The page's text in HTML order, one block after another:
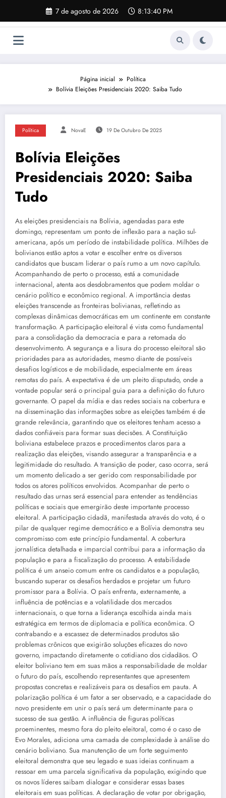
o
7 de agosto de 2026 8:13:41 PM
Página inicial
Política
Bolívia Eleições Presidenciais 2020: Saiba Tudo
Política NovaE 19 De Outubro De 2025
Bolívia Eleições
Presidenciais 2020: Saiba
Tudo
As eleições presidenciais na Bolívia, agendadas para este
domingo, representam um ponto de inflexão para a nação sul-
americana, após um período de instabilidade política. Milhões de
bolivianos estão aptos a votar e escolher entre os diversos
candidatos que buscam liderar o país rumo a um novo capítulo.
Acompanhando de perto o processo, está a comunidade
internacional, atenta aos desdobramentos que podem moldar o
cenário político e econômico regional. A importância destas
eleições transcende as fronteiras bolivianas, refletindo as
complexas dinâmicas democráticas em um continente em constante
transformação. A participação eleitoral é vista como fundamental
para a consolidação da democracia e para a retomada do
desenvolvimento. A segurança e a lisura do processo eleitoral são
prioridades para as autoridades, mesmo diante de possíveis
desafios logísticos e de mobilidade, especialmente em áreas
remotas do país. A expectativa é de um pleito disputado, onde a
vontade popular será o principal guia para a definição do futuro
governante. O papel da mídia e das redes sociais na cobertura e
na disseminação das informações sobre as eleições também é de
grande relevância, garantindo que os eleitores tenham acesso a
dados confiáveis para formar suas decisões. A Constituição
boliviana estabelece prazos e procedimentos claros para a
realização das eleições, visando assegurar a transparência e a
legitimidade do resultado. A transição de poder, caso ocorra, será
um momento delicado a ser gerido com responsabilidade por
todos os atores políticos envolvidos. Acompanhar de perto o
resultado das urnas será essencial para entender as tendências
políticas e sociais que emergirão deste importante processo
eleitoral. A participação cidadã, manifestada através do voto, é o
pilar de qualquer regime democrático e a Bolívia demonstra seu
compromisso com este princípio fundamental. A cobertura
jornalística detalhada e imparcial contribui para a informação da
população e para a fiscalização do processo. A estabilidade
política é um anseio comum entre os candidatos e a população,
buscando superar os desafios herdados e projetar um futuro
promissor para a Bolívia. O país enfrenta, externamente, a
influência de potências e a volatilidade dos mercados
internacionais, o que torna a liderança escolhida ainda mais
estratégica em termos de diplomacia e política econômica. O
contrabando e a escassez de determinados produtos são
problemas crônicos que exigirão soluções eficazes do novo
governo, impactando diretamente o cotidiano dos cidadãos. O
eleitor boliviano tem em suas mãos a responsabilidade de moldar
o futuro do país, escolhendo representantes que apresentem
propostas concretas e realizáveis para os desafios em pauta. A
polarização política é um fator a ser observado, e a capacidade do
novo presidente em unir o país será um determinante para o
sucesso de sua gestão. A influência de figuras políticas
proeminentes, mesmo fora do pleito eleitoral, como é o caso de
Evo Morales, adiciona uma camada de complexidade à análise do
cenário boliviano. Sua manutenção de um forte seguimento
eleitoral demonstra que seu legado e suas ideias continuam a
ressoar em uma parcela significativa da população, exigindo que
os novos líderes saibam dialogar e considerar essas bases
eleitorais em suas políticas. A declaração de votar por obrigação,